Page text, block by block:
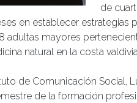
de
en establecer estrategias
adultas mayores
natural en la costa
de Comunicación Social,
de la formación